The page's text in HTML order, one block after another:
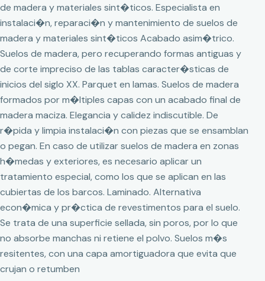
de madera y materiales sint�ticos. Especialista en
instalaci�n, reparaci�n y mantenimiento de suelos de
madera y materiales sint�ticos Acabado asim�trico.
Suelos de madera, pero recuperando formas antiguas y
de corte impreciso de las tablas caracter�sticas de
inicios del siglo XX. Parquet en lamas. Suelos de madera
formados por m�ltiples capas con un acabado final de
madera maciza. Elegancia y calidez indiscutible. De
r�pida y limpia instalaci�n con piezas que se ensamblan
o pegan. En caso de utilizar suelos de madera en zonas
h�medas y exteriores, es necesario aplicar un
tratamiento especial, como los que se aplican en las
cubiertas de los barcos. Laminado. Alternativa
econ�mica y pr�ctica de revestimentos para el suelo.
Se trata de una superficie sellada, sin poros, por lo que
no absorbe manchas ni retiene el polvo. Suelos m�s
resitentes, con una capa amortiguadora que evita que
crujan o retumben